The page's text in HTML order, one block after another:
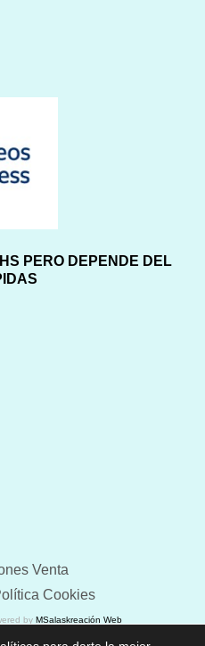
PERO DEPENDE DEL
Venta
Cookies
by MSalaskreación Web